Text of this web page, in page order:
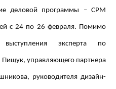
деловой программы – CPM
с 24 по 26 февраля. Помимо
выступления эксперта по
управляющего партнера
руководителя дизайн-